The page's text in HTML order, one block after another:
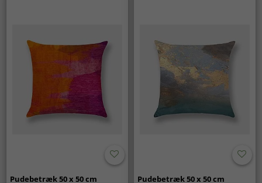
Pudebetræk 50 x 50 cm Pudebetræk 50 x 50 cm